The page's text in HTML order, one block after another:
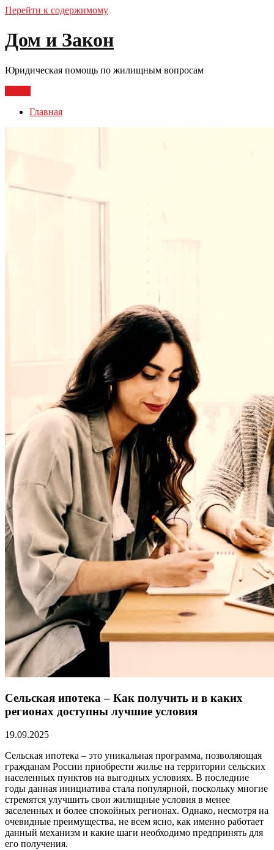
Перейти к содержимому
Дом и Закон
Юридическая помощь по жилищным вопросам
Главная
Сельская ипотека – Как получить и в каких
регионах доступны лучшие условия
19.09.2025
Сельская ипотека – это уникальная программа, позволяющая
гражданам России приобрести жилье на территории сельских
населенных пунктов на выгодных условиях. В последние
годы данная инициатива стала популярной, поскольку многие
стремятся улучшить свои жилищные условия в менее
заселенных и более спокойных регионах. Однако, несмотря на
очевидные преимущества, не всем ясно, как именно работает
данный механизм и какие шаги необходимо предпринять для
его получения.